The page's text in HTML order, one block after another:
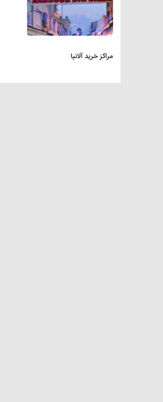
مراکز خرید آلانیا